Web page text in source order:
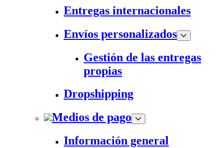
Entregas internacionales
Envíos personalizados
Gestión de las entregas
propias
Dropshipping
Medios de pago
Información general